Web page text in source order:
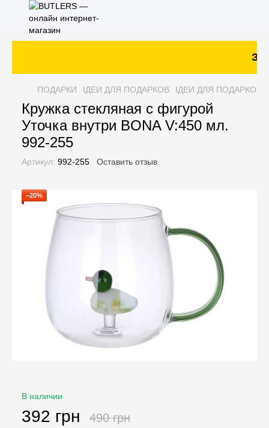
ПОДАРКИ ІДЕИ ДЛЯ ПОДАРКОВ ІДЕИ ДЛЯ ПОДАРКОВ
Кружка стекляная с фигурой
Уточка внутри BONA V:450 мл.
992-255
Артикул: 992-255 Оставить отзыв
−20%
В наличии
392 грн 490 грн